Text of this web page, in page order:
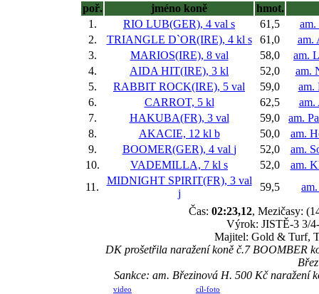
poř. jméno koně
hmot.
1.
RIO LUB(GER), 4 val s 61,5
am.
2.
TRIANGLE D`OR(IRE), 4 kl s 61,0
am.
3.
MARIOS(IRE), 8 val 58,0
am.
4.
AIDA HIT(IRE), 3 kl 52,0
am.
5.
RABBIT ROCK(IRE), 5 val 59,0
am.
6.
CARROT, 5 kl 62,5
am.
7.
HAKUBA(FR), 3 val 59,0
am.
8.
AKACIE, 12 kl b 50,0
am.
9.
BOOMER(GER), 4 val j 52,0
am.
10.
VADEMILLA, 7 kl s 52,0
am.
11.
MIDNIGHT SPIRIT(FR), 3 val
j
59,5
Čas: 02:23,12, Mezičasy:
Výrok: JISTĚ-3 3/
Majitel: Gold & Turf,
DK prošetřila naražení koně č.7 BOOMBER
Sankce: am. Březinová H. 500 Kč naražení
video cíl-foto